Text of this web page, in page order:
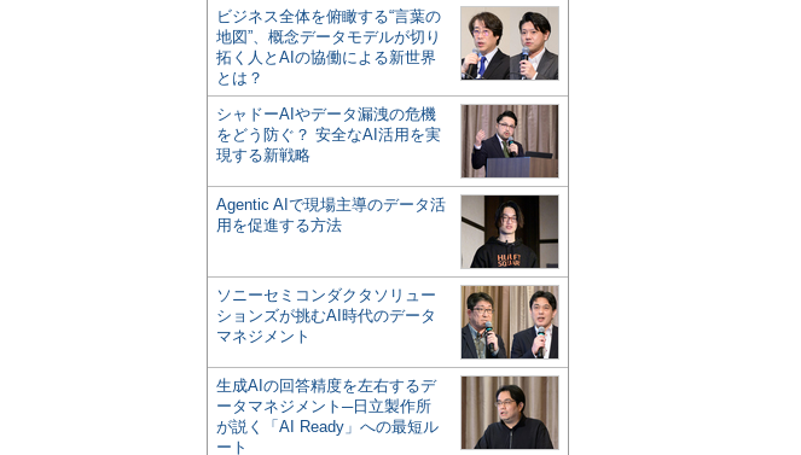
ビジネス全体を俯瞰する“言葉の
地図”、概念データモデルが切り
拓く人とAIの協働による新世界
とは？
シャドーAIやデータ漏洩の危機
をどう防ぐ？ 安全なAI活用を実
現する新戦略
Agentic AIで現場主導のデータ活
用を促進する方法
ソニーセミコンダクタソリュー
ションズが挑むAI時代のデータ
マネジメント
生成AIの回答精度を左右するデ
ータマネジメント─日立製作所
が説く「AI Ready」への最短ル
ート